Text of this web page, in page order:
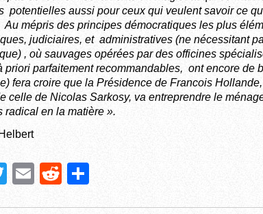
potentielles aussi pour ceux qui veulent savoir ce
mépris des principes démocratiques les plus
judiciaires, et administratives (ne nécessitant
, où sauvages opérées par des officines
priori parfaitement recommandables, ont encore de
fera croire que la Présidence de Francois
celle de Nicolas Sarkosy, va entreprendre le
radical en la matière ».
T
E
R